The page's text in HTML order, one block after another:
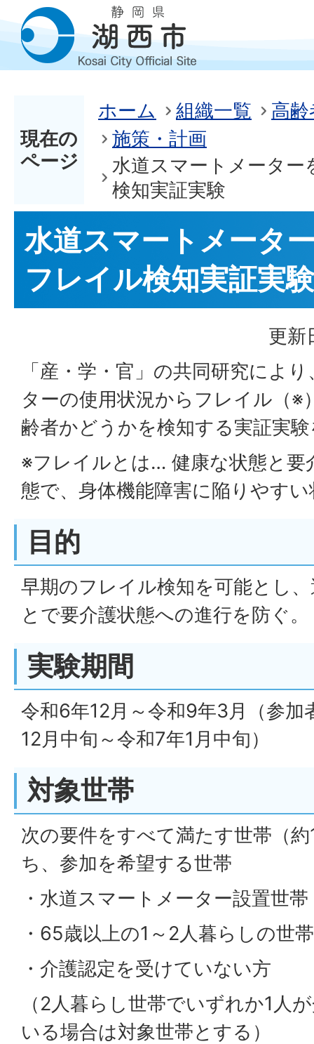
現在の
ページ
ホーム 組織一覧
高
施策・計画
水道スマートメータ
検知実証実験
水道スマートメータ
フレイル検知実証実験
更新
「産・学・官」の共同研究によ
ターの使用状況からフレイル（※
齢者かどうかを検知する実証実
※フレイルとは… 健康な状態と要
態で、身体機能障害に陥りやすい
目的
早期のフレイル検知を可能とし
とで要介護状態への進行を防ぐ。
実験期間
令和6年12月～令和9年3月（参加
12月中旬～令和7年1月中旬）
対象世帯
次の要件をすべて満たす世帯（
ち、参加を希望する世帯
・水道スマートメーター設置世帯
・65歳以上の1～2人暮らしの世帯
・介護認定を受けていない方
（2人暮らし世帯でいずれか1人
いる場合は対象世帯とする）